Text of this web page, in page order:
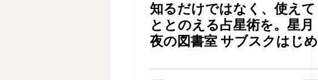
知るだけではなく、使えて
ととのえる占星術を。星月
夜の図書室 サブスクはじめ